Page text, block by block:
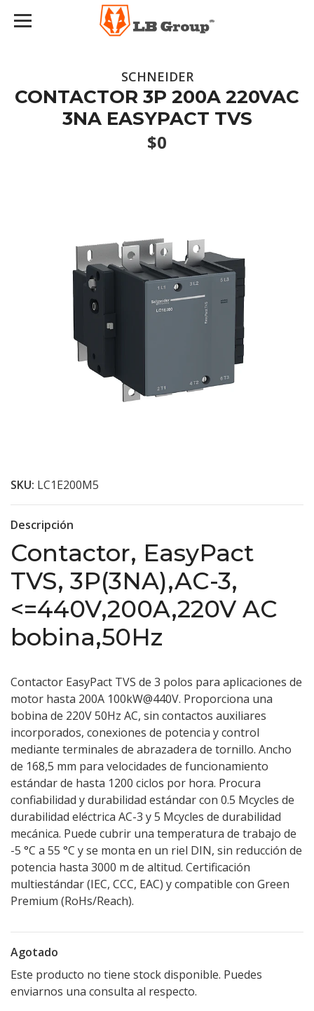
SCHNEIDER
CONTACTOR 3P 200A 220VAC
3NA EASYPACT TVS
$0
SKU: LC1E200M5
Descripción
Contactor, EasyPact
TVS, 3P(3NA),AC-3,
<=440V,200A,220V AC
bobina,50Hz
Contactor EasyPact TVS de 3 polos para aplicaciones de
motor hasta 200A 100kW@440V. Proporciona una
bobina de 220V 50Hz AC, sin contactos auxiliares
incorporados, conexiones de potencia y control
mediante terminales de abrazadera de tornillo. Ancho
de 168,5 mm para velocidades de funcionamiento
estándar de hasta 1200 ciclos por hora. Procura
confiabilidad y durabilidad estándar con 0.5 Mcycles de
durabilidad eléctrica AC-3 y 5 Mcycles de durabilidad
mecánica. Puede cubrir una temperatura de trabajo de
-5 °C a 55 °C y se monta en un riel DIN, sin reducción de
potencia hasta 3000 m de altitud. Certificación
multiestándar (IEC, CCC, EAC) y compatible con Green
Premium (RoHs/Reach).
Agotado
Este producto no tiene stock disponible. Puedes
enviarnos una consulta al respecto.